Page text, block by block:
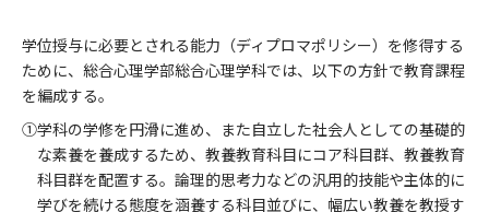
学位授与に必要とされる能力（ディプロマポリシー）を修得する
ために、総合心理学部総合心理学科では、以下の方針で教育課程
を編成する。
①学科の学修を円滑に進め、また自立した社会人としての基礎的
な素養を養成するため、教養教育科目にコア科目群、教養教育
科目群を配置する。論理的思考力などの汎用的技能や主体的に
学びを続ける態度を涵養する科目並びに、幅広い教養を教授す